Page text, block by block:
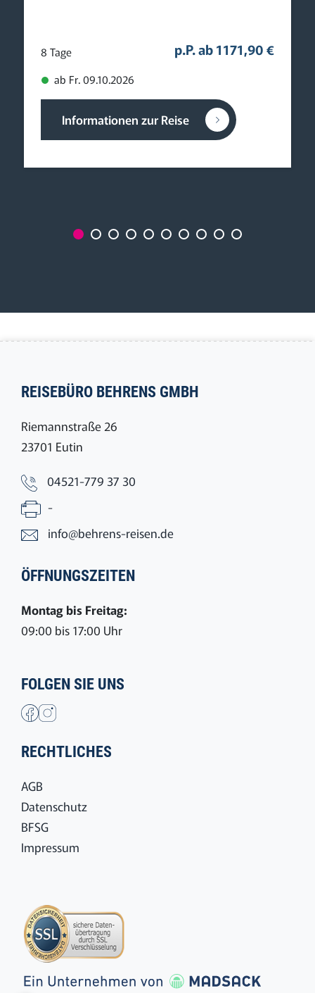
8 Tage
ab Fr. 09.10.2026
p.P. ab 1171,90 €
Informationen zur Reise
REISEBÜRO BEHRENS GMBH
Riemannstraße 26
23701 Eutin
04521-779 37 30
-
info@behrens-reisen.de
ÖFFNUNGSZEITEN
Montag bis Freitag:
09:00 bis 17:00 Uhr
FOLGEN SIE UNS
RECHTLICHES
AGB
Datenschutz
BFSG
Impressum